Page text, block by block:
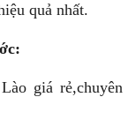
quả nhất.
giá rẻ,chuyên